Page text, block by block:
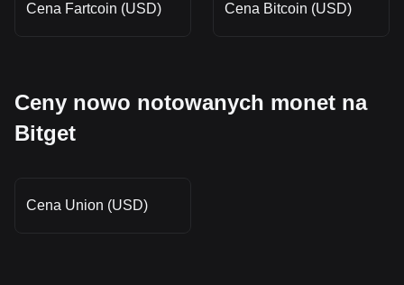
Cena Fartcoin (USD) Cena Bitcoin (USD)
Ceny nowo notowanych monet na
Bitget
Cena Union (USD)